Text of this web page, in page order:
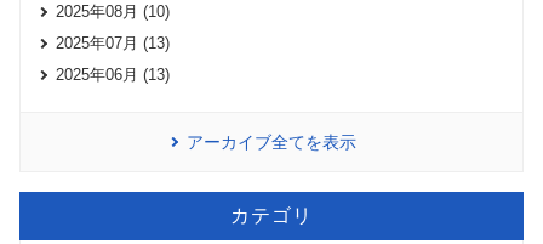
2025年08月 (10)
2025年07月 (13)
2025年06月 (13)
アーカイブ全てを表示
カテゴリ